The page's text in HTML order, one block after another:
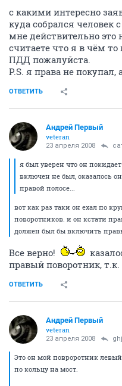
с какими интересно
куда собрался человек
мне действительно это
считаете что я в чём
ПДД пожалуйста.
P.S. я права не
ОТВЕТИТЬ
Андрей Первый
veteran
23 апреля 2008
я был уверен что он
включен не был, оказалось
правой полосе...
вот как раз таки он ехал по
поворотников. и он кстати
должен был бы включить
Все верно!
правый поворотник,
ОТВЕТИТЬ
Андрей Первый
veteran
23 апреля 2008
Это он мой повроротник
по кольцу на мост.